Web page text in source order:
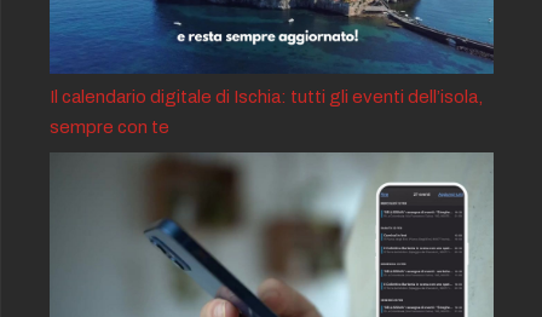
Il calendario digitale di Ischia: tutti gli eventi dell’isola,
sempre con te